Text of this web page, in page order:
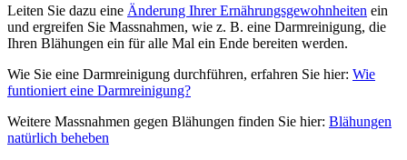
Leiten Sie dazu eine Änderung Ihrer Ernährungsgewohnheiten ein
und ergreifen Sie Massnahmen, wie z. B. eine Darmreinigung, die
Ihren Blähungen ein für alle Mal ein Ende bereiten werden.
Wie Sie eine Darmreinigung durchführen, erfahren Sie hier: Wie
funtioniert eine Darmreinigung?
Weitere Massnahmen gegen Blähungen finden Sie hier: Blähungen
natürlich beheben